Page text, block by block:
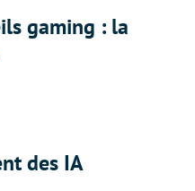
gaming : la
des IA